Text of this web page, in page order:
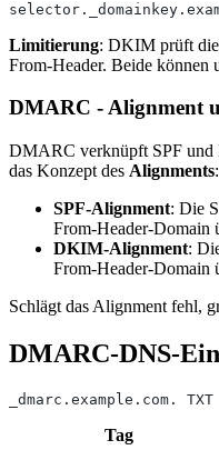
Limitierung: DKIM prüft
From-Header. Beide können
DMARC - Alignment
DMARC verknüpft SPF und
das Konzept des Alignments:
SPF-Alignment: Die
From-Header-Domain
DKIM-Alignment:
From-Header-Domain
Schlägt das Alignment fehl,
DMARC-DNS-
_dmarc.example.com.
Tag